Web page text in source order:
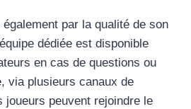
par la qualité de son
dédiée est disponible
en cas de questions ou
via plusieurs canaux de
joueurs peuvent rejoindre le